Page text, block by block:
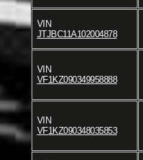
VIN
JTJBC11A102004878
VIN
VF1KZ090349958888
VIN
VF1KZ090348035853